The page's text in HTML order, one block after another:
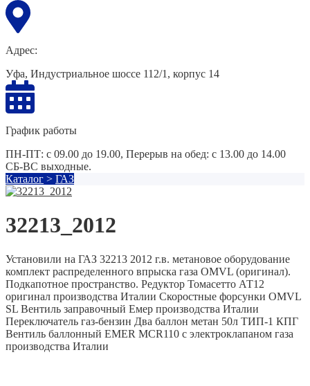
Адрес:
Уфа, Индустриальное шоссе 112/1, корпус 14
График работы
ПН-ПТ: с 09.00 до 19.00, Перерыв на обед: с 13.00 до 14.00
СБ-ВС выходные.
Каталог > ГАЗ
32213_2012
Установили на ГАЗ 32213 2012 г.в. метановое оборудование
комплект распределенного впрыска газа OMVL (оригинал).
Подкапотное пространство. Редуктор Томасетто АТ12
оригинал производства Италии Скоростные форсунки OMVL
SL Вентиль заправочный Емер производства Италии
Переключатель газ-бензин Два баллон метан 50л ТИП-1 КПГ
Вентиль баллонный EMER MCR110 с электроклапаном газа
производства Италии